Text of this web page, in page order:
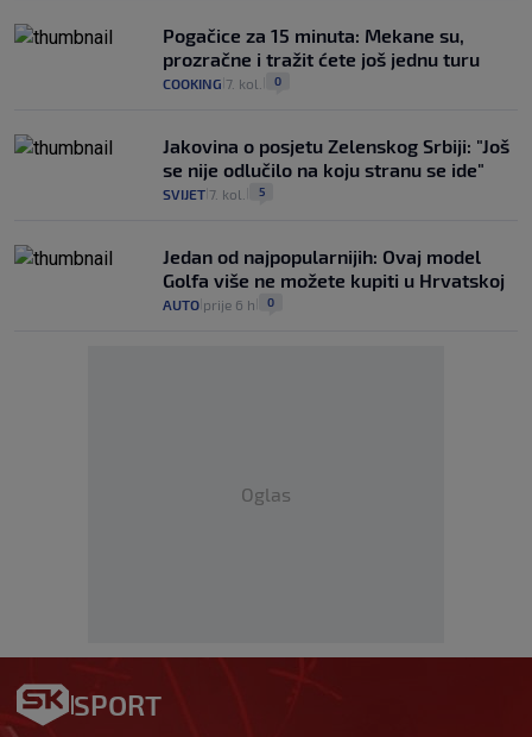
Pogačice za 15 minuta: Mekane su,
prozračne i tražit ćete još jednu turu
COOKING 7. kol. 0
Jakovina o posjetu Zelenskog Srbiji: "Još
se nije odlučilo na koju stranu se ide"
SVIJET 7. kol. 5
Jedan od najpopularnijih: Ovaj model
Golfa više ne možete kupiti u Hrvatskoj
AUTO prije 6 h 0
Oglas
SPORT